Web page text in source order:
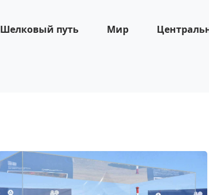
Шелковый путь Мир